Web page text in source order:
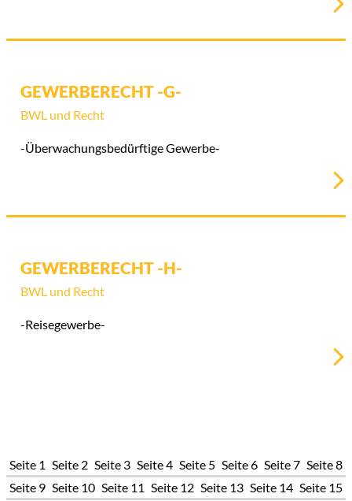
GEWERBERECHT -G-
BWL und Recht
-Überwachungsbedürftige Gewerbe-
GEWERBERECHT -H-
BWL und Recht
-Reisegewerbe-
Seite 1 Seite 2 Seite 3 Seite 4 Seite 5 Seite 6 Seite 7 Seite 8
Seite 9 Seite 10 Seite 11 Seite 12 Seite 13 Seite 14 Seite 15